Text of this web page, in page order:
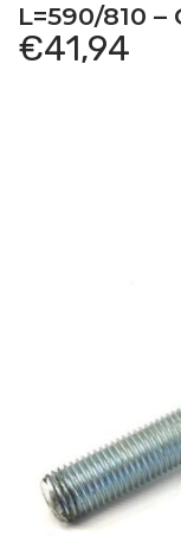
L=590/810 –
€41,94